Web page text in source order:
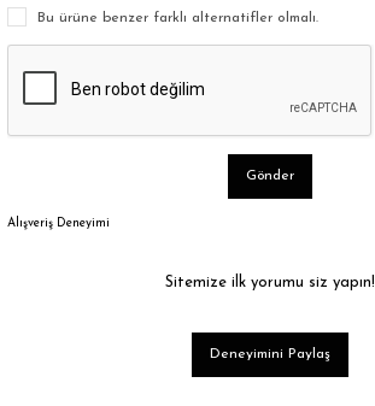
Bu ürüne benzer farklı alternatifler olmalı.
Gönder
Alışveriş Deneyimi
Sitemize ilk yorumu siz yapın!
Deneyimini Paylaş